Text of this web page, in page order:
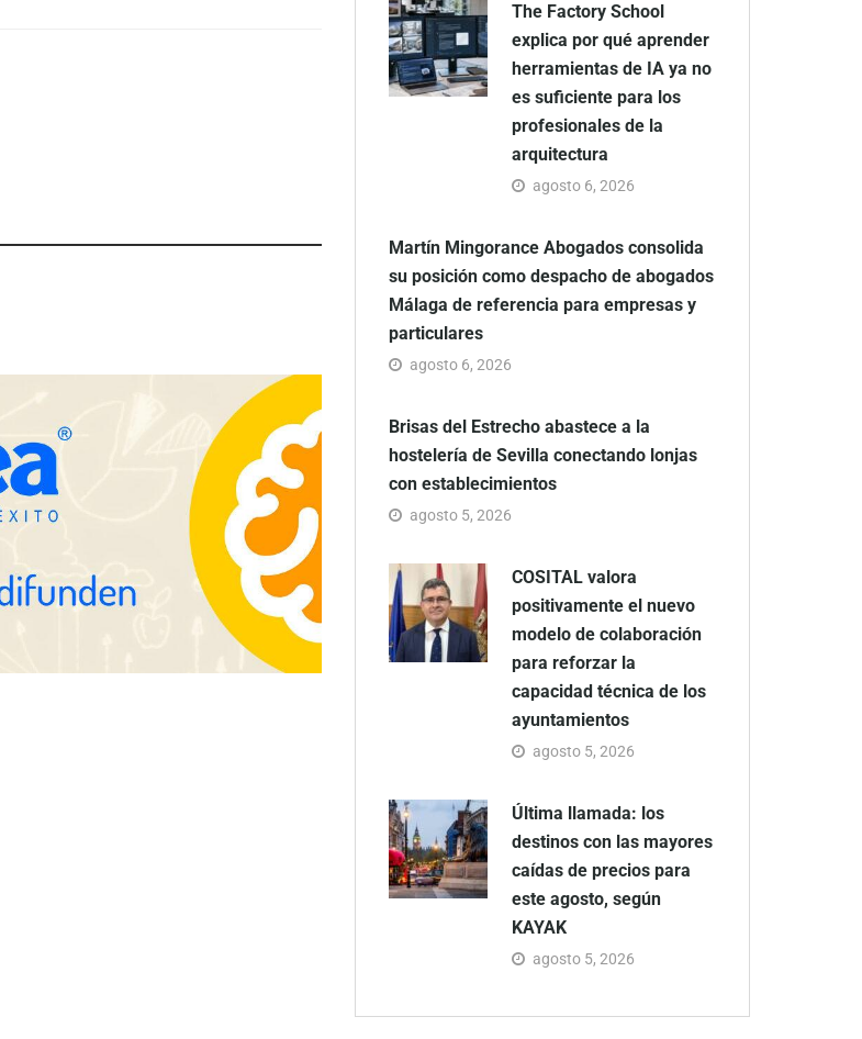
The Factory School explica por
qué aprender herramientas de IA
ya no es suficiente para los
The Factory School
explica por qué aprender
herramientas de IA ya no
es suficiente para los
profesionales de la
arquitectura
agosto 6, 2026
Martín Mingorance Abogados consolida
su posición como despacho de abogados
Málaga de referencia para empresas y
particulares
agosto 6, 2026
Brisas del Estrecho abastece a la
hostelería de Sevilla conectando lonjas
con establecimientos
agosto 5, 2026
COSITAL valora
positivamente el nuevo
modelo de colaboración
para reforzar la
capacidad técnica de los
ayuntamientos
agosto 5, 2026
Última llamada: los
destinos con las mayores
caídas de precios para
este agosto, según
KAYAK
agosto 5, 2026